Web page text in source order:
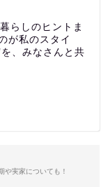
らしのヒントま
が私のスタイ
、みなさんと共
や実家についても！